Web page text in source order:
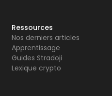
Ressources
Nos derniers articles
Apprentissage
Guides Stradoji
Lexique crypto